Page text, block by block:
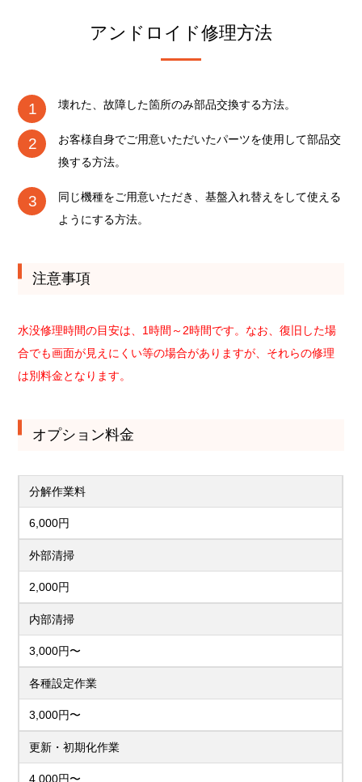
アンドロイド修理方法
壊れた、故障した箇所のみ部品交換する方法。
お客様自身でご用意いただいたパーツを使用して部品交
換する方法。
同じ機種をご用意いただき、基盤入れ替えをして使える
ようにする方法。
注意事項
水没修理時間の目安は、1時間～2時間です。なお、復旧した場
合でも画面が見えにくい等の場合がありますが、それらの修理
は別料金となります。
オプション料金
分解作業料
6,000円
外部清掃
2,000円
内部清掃
3,000円〜
各種設定作業
3,000円〜
更新・初期化作業
4,000円〜